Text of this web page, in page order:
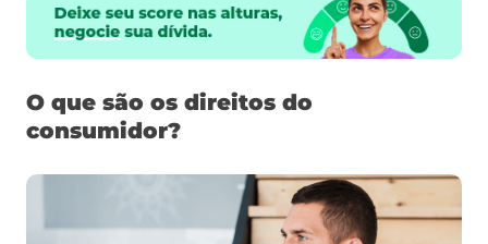
O que são os direitos do
consumidor?